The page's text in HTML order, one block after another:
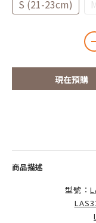
S (21-23cm)
現在預購
商品描述
型號：